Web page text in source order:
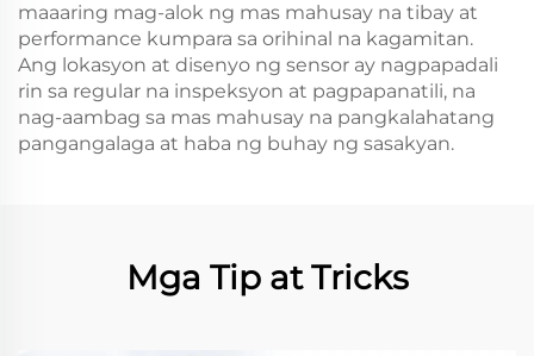
maaaring mag-alok ng mas mahusay na tibay at
performance kumpara sa orihinal na kagamitan.
Ang lokasyon at disenyo ng sensor ay nagpapadali
rin sa regular na inspeksyon at pagpapanatili, na
nag-aambag sa mas mahusay na pangkalahatang
pangangalaga at haba ng buhay ng sasakyan.
Mga Tip at Tricks